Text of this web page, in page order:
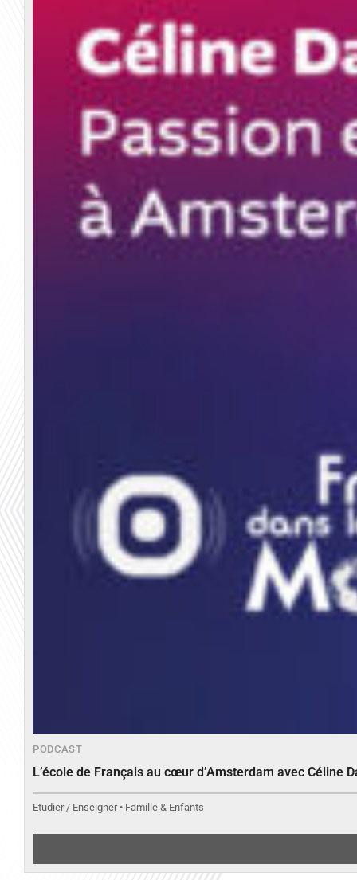
PODCAST
L’école de Français au cœur d’Amsterdam avec Céline
Etudier / Enseigner • Famille & Enfants